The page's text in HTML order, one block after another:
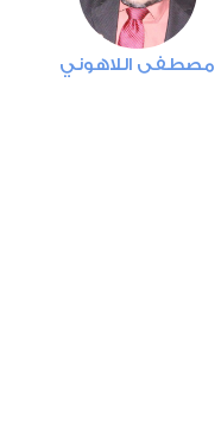
مصطفى اللاهوني